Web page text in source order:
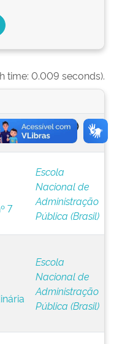
time: 0.009 seconds).
Author(s)
7
Escola
Nacional de
Administração
Pública (Brasil)
Escola
Nacional de
Administração
Pública (Brasil)